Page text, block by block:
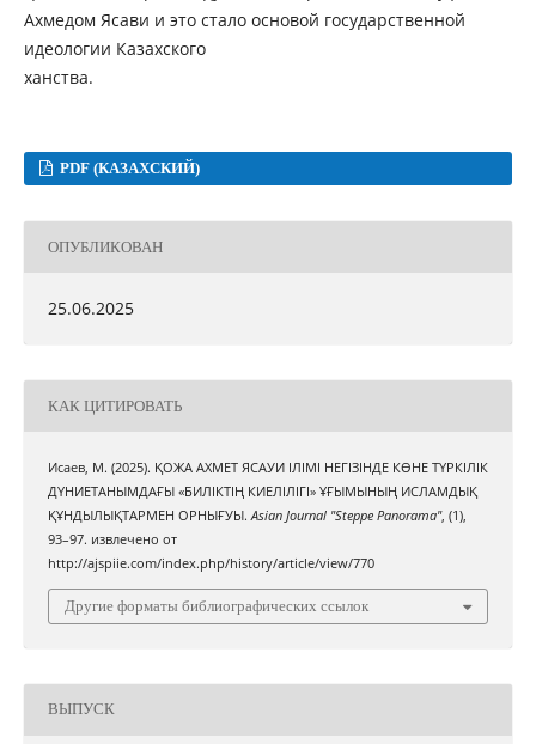
Ахмедом Ясави и это стало основой государственной
идеологии Казахского
ханства.
PDF (КАЗАХСКИЙ)
ОПУБЛИКОВАН
25.06.2025
КАК ЦИТИРОВАТЬ
Исаев, М. (2025). ҚОЖА АХМЕТ ЯСАУИ ІЛІМІ НЕГІЗІНДЕ КӨНЕ ТҮРКІЛІК
ДҮНИЕТАНЫМДАҒЫ «БИЛІКТІҢ КИЕЛІЛІГІ» ҰҒЫМЫНЫҢ ИСЛАМДЫҚ
ҚҰНДЫЛЫҚТАРМЕН ОРНЫҒУЫ.Asian Journal "Steppe Panorama", (1),
93–97. извлечено от
http://ajspiie.com/index.php/history/article/view/770
Другие форматы библиографических ссылок
ВЫПУСК